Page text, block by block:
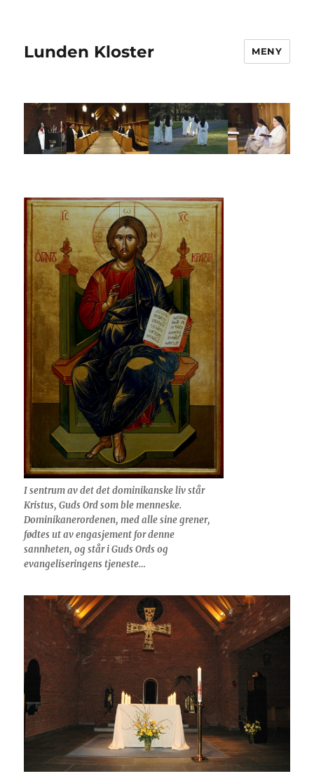
Lunden Kloster MENY
I sentrum av det det dominikanske liv står
Kristus, Guds Ord som ble menneske.
Dominikanerordenen, med alle sine grener,
fødtes ut av engasjement for denne
sannheten, og står i Guds Ords og
evangeliseringens tjeneste…